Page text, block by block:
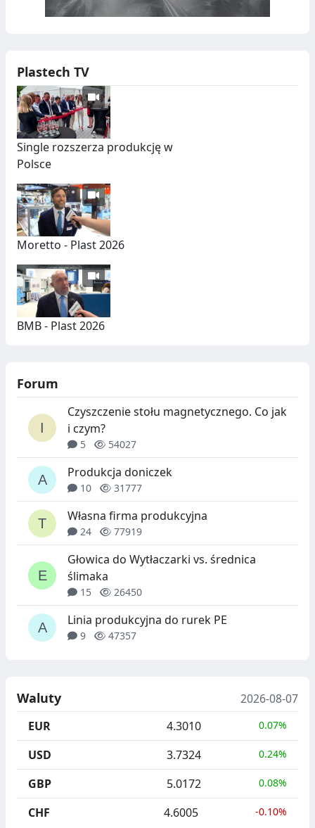
Plastech TV
Single rozszerza produkcję w
Polsce
Moretto - Plast 2026
BMB - Plast 2026
Forum
Czyszczenie stołu magnetycznego. Co jak
i czym?
5 54027
Produkcja doniczek
10 31777
Własna firma produkcyjna
24 77919
Głowica do Wytłaczarki vs. średnica
ślimaka
15 26450
Linia produkcyjna do rurek PE
9 47357
Waluty
2026-08-07
EUR
4.3010 0.07%
USD 3.7324 0.24%
GBP 5.0172 0.08%
CHF 4.6005 -0.10%